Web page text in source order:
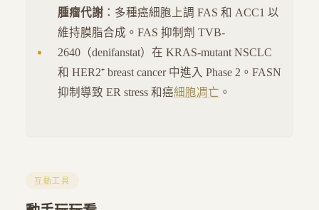
腫瘤代謝 ：多種癌細胞上調 FAS 和 ACC1 以
維持膜脂合成。FAS 抑制劑 TVB-
2640（denifanstat）在 KRAS-mutant NSCLC
和 HER2⁺ breast cancer 中進入 Phase 2。FASN
抑制導致 ER stress 和癌細胞凋亡 。
互動工具